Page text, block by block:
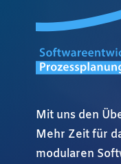
Mit uns den
Mehr Zeit für
modularen